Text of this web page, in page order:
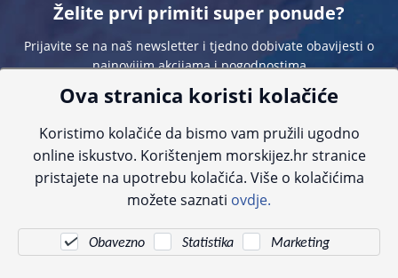
Želite prvi primiti super ponude?
Prijavite se na naš newsletter i tjedno dobivate obavijesti o
najnovijim akcijama i pogodnostima
Sve navedene cijene sadrže PDV. Pokušavamo osigurati što preciznije
informacije, ali zbog tehnoloških ograničenja ne možemo garantirati potpunu
kontaktirajte nas putem telefona:+385 23 231 761ili e-maila:info@morskijez.hr
Ova stranica koristi kolačiće
Koristimo kolačiće da bismo vam pružili ugodno
online iskustvo. Korištenjem morskijez.hr stranice
pristajete na upotrebu kolačića. Više o kolačićima
možete saznati ovdje.
Obavezno Statistika Marketing